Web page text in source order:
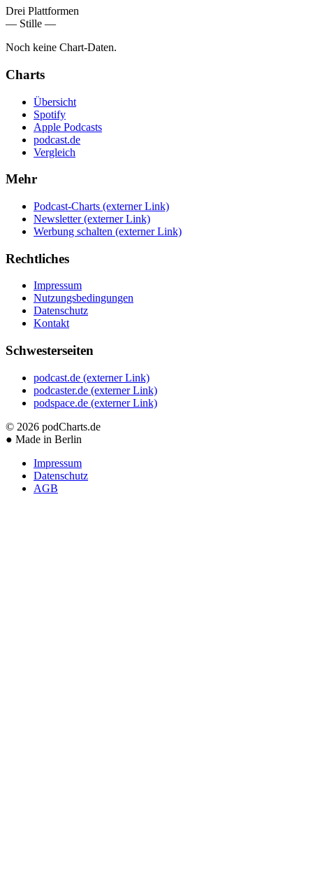
Drei Plattformen
— Stille —
Noch keine Chart-Daten.
Charts
Übersicht
Spotify
Apple Podcasts
podcast.de
Vergleich
Mehr
Podcast-Charts (externer Link)
Newsletter (externer Link)
Werbung schalten (externer Link)
Rechtliches
Impressum
Nutzungsbedingungen
Datenschutz
Kontakt
Schwesterseiten
podcast.de (externer Link)
podcaster.de (externer Link)
podspace.de (externer Link)
© 2026 podCharts.de
● Made in Berlin
Impressum
Datenschutz
AGB